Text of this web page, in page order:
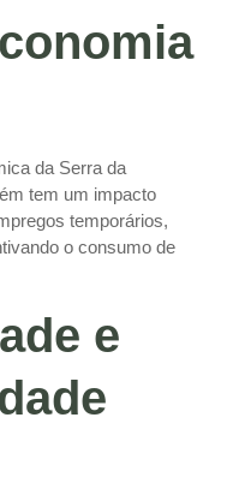
da Serra da
tem um impacto
temporários,
o consumo de
e